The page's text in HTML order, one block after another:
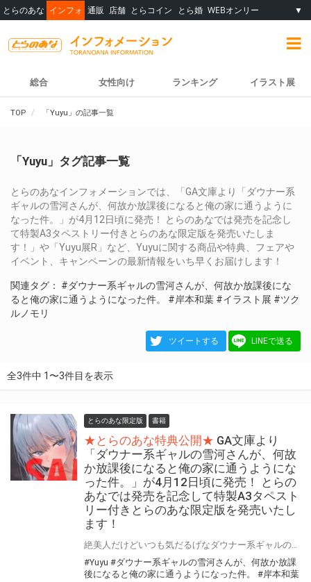
とらのあな インフォ 通販 店舗 とらコイン とら婚 WEBオンリー ▼
総合 女性向け ランキング イラスト展
TOP 「Yuyu」の記事一覧
「Yuyu」タグ記事一覧
とらのあなインフォメーションでは、「GA文庫より「ダウナー系
ギャルの雪河さんが、何故か放課後になると俺の家に通うように
なった件。」が4月12日頃に発売！ とらのあなでは発売を記念し
て特製A3タペストリー付きとらのあな限定版を発売いたしま
す！」や「Yuyu展R」など、Yuyuに関する商品や特典、フェアや
イベント、キャンペーンの最新情報をいち早くお届けします！
関連タグ： #ダウナー系ギャルの雪河さんが、何故か放課後にな
ると俺の家に通うようになった件。
#岸本和葉 #イラスト展 #ツク
ルノモリ
ツイートする LINEで送る
全3件中 1〜3件目を表示
とらのあな限定版 書籍
★とらのあな特典公開★ GA文庫より
「ダウナー系ギャルの雪河さんが、何故
か放課後になると俺の家に通うようにな
った件。」が4月12日頃に発売！ とらの
あなでは発売を記念して特製A3タペスト
リー付きとらのあな限定版を発売いたし
ます！
#Yuyu #ダウナー系ギャルの雪河さんが、何故か放課
後になると俺の家に通うようになった件。
#岸本和葉